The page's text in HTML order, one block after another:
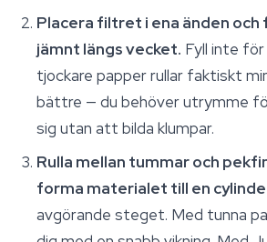
Placera filtret i ena änden
jämnt längs vecket. Fyll inte
tjockare papper rullar faktiskt
bättre — du behöver utrymme
sig utan att bilda klumpar.
Rulla mellan tummar och
forma materialet till en
avgörande steget. Med tunna